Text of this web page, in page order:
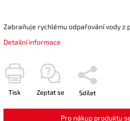
Zabraňuje rychlému odpařování vody z
Detailní informace
Tisk Zeptat se Sdílet